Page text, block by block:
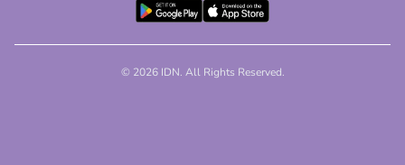
© 2026 IDN. All Rights Reserved.